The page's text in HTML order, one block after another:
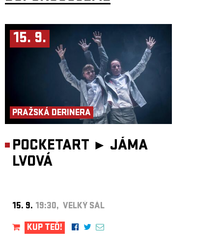
osmasedmdesátiletá odehrává a odzpívává svůj vlastní příběh. Druhý díl
je o primabaleríně Barboře Vašků Kaufmannové a jejím né zcela
dobrovolném konci kariéry a prázdnotě po ní. A třetí díl je věnován
herečce Iris Kristekové, která navzdory transgeneračním traumatům a
extrémní sociální situaci dokázala jít za svým snem a předávat sílu dál.
Cílem projektu je destigmatizace a empatický přístup k těm, kteří zažili
něco podobného, naznačení východisek a drobných osobních vítězství.
Po zkušenosti s Baletkami a předešlými díly Invisible, věřím v to, že
umění má moc léčit. Divák si v něm bezpečně odžívá své vlastní
neregulované psychické obsahy, ať již vědomě či nevědomě,“ říká
Všechny díly Invisible se stále hrají v Paláci Akropolis v produkci
souboru Tantehorse, jenž se dlouhodobě zabývá palčivými tématy,
Scénář: Iris Kristeková, Miřenka Čechová
Koncept a režie: Miřenka Čechová
Hraje: Iris Kristeková
Koprodukce: Palác Akropolis
15. 9.
PRAŽSKÁ DERINERA
POCKETART ► JÁMA
LVOVÁ
15. 9. 19:30, VELKÝ SÁL
KUP TEĎ!